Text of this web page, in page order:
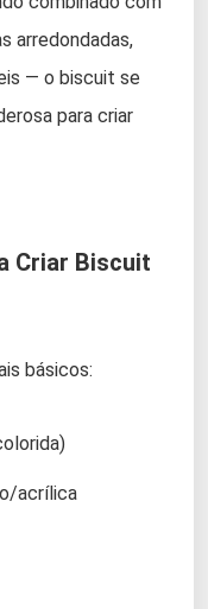
arredondadas,
— o biscuit se
para criar
Criar Biscuit
básicos:
acrílica